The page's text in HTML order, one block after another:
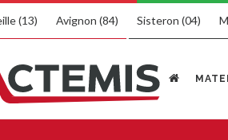
(13) Avignon (84) Sisteron (04)